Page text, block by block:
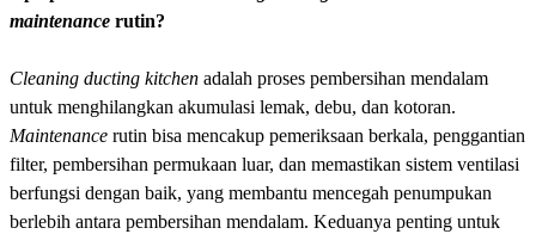
maintenance rutin?
Cleaning ducting kitchen adalah proses pembersihan mendalam
untuk menghilangkan akumulasi lemak, debu, dan kotoran.
Maintenance rutin bisa mencakup pemeriksaan berkala, penggantian
filter, pembersihan permukaan luar, dan memastikan sistem ventilasi
berfungsi dengan baik, yang membantu mencegah penumpukan
berlebih antara pembersihan mendalam. Keduanya penting untuk